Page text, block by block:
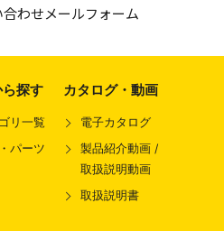
わせメールフォーム
探す
リ一覧
パーツ
カタログ・動画
電子カタログ
製品紹介動画 /
取扱説明動画
取扱説明書